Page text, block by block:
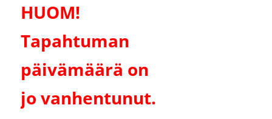
HUOM!
Tapahtuman
päivämäärä on
jo vanhentunut.